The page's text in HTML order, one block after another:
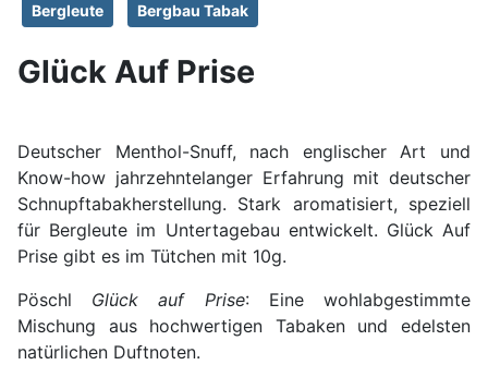
Bergleute Bergbau Tabak
Glück Auf Prise
Deutscher Menthol-Snuff, nach englischer Art und
Know-how jahrzehntelanger Erfahrung mit deutscher
Schnupftabakherstellung. Stark aromatisiert, speziell
für Bergleute im Untertagebau entwickelt. Glück Auf
Prise gibt es im Tütchen mit 10g.
Pöschl Glück auf Prise: Eine wohlabgestimmte
Mischung aus hochwertigen Tabaken und edelsten
natürlichen Duftnoten.